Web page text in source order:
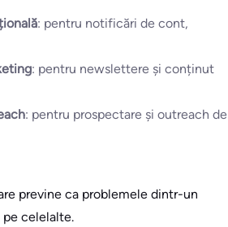
: pentru notificări de cont,
: pentru newslettere și conținut
: pentru prospectare și outreach de
previne ca problemele dintr-un
celelalte.